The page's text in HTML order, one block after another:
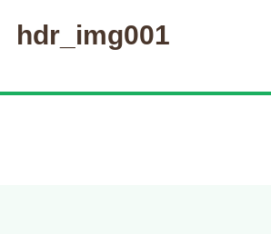
hdr_img001